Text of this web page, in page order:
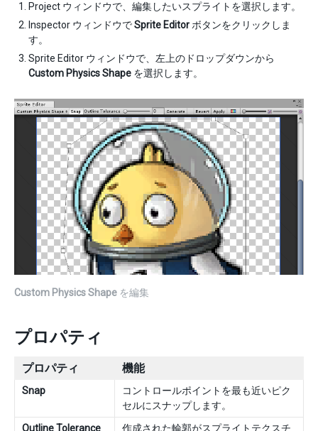
Project ウィンドウで、編集したいスプライトを選択します。
Inspector ウィンドウでSprite Editor ボタンをクリックしま
す。
Sprite Editor ウィンドウで、左上のドロップダウンから
Custom Physics Shape を選択します。
Custom Physics Shape を編集
プロパティ
プロパティ 機能
Snap
コントロールポイントを最も近いピク
セルにスナップします。
Outline Tolerance
作成された輪郭がスプライトテクスチ